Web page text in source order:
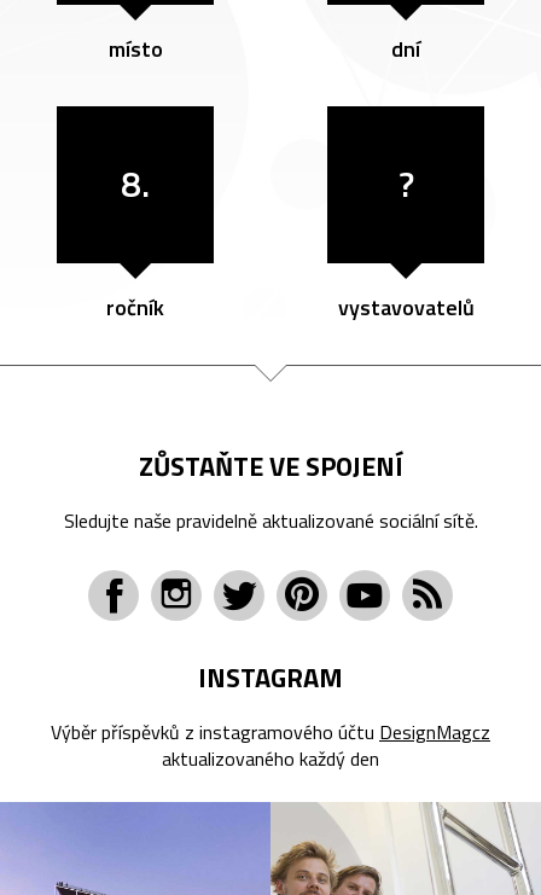
místo dní
8.
ročník
?
vystavovatelů
ZŮSTAŇTE VE SPOJENÍ
Sledujte naše pravidelně aktualizované sociální sítě.
INSTAGRAM
Výběr příspěvků z instagramového účtu DesignMagcz
aktualizovaného každý den